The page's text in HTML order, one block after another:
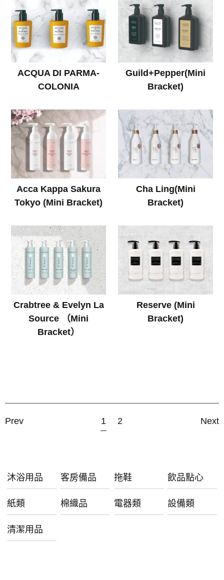
ACQUA DI PARMA-
COLONIA
Guild+Pepper(Mini
Bracket)
Acca Kappa Sakura
Tokyo (Mini Bracket)
Cha Ling(Mini
Bracket)
Crabtree & Evelyn La
Source （Mini
Bracket）
Reserve (Mini
Bracket)
Prev 1 2 Next
沐浴用品 客房備品 拖鞋 飲品點心
紙類 棉織品 電器類 設備類
清潔用品